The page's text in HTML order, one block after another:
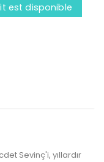
est disponible
Sevinç'i, yıllardır